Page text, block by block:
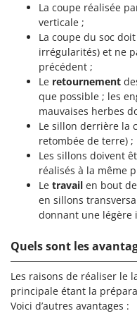
La coupe réalisée
verticale ;
La coupe du soc
irrégularités) et ne
précédent ;
Le retournement
que possible ; les
mauvaises herbes
Le sillon derrière la
retombée de terre) ;
Les sillons doivent
réalisés à la même
Le travail en bout
en sillons
donnant une légère
Quels sont les
Les raisons de réaliser le
principale étant la
Voici d’autres avantages :